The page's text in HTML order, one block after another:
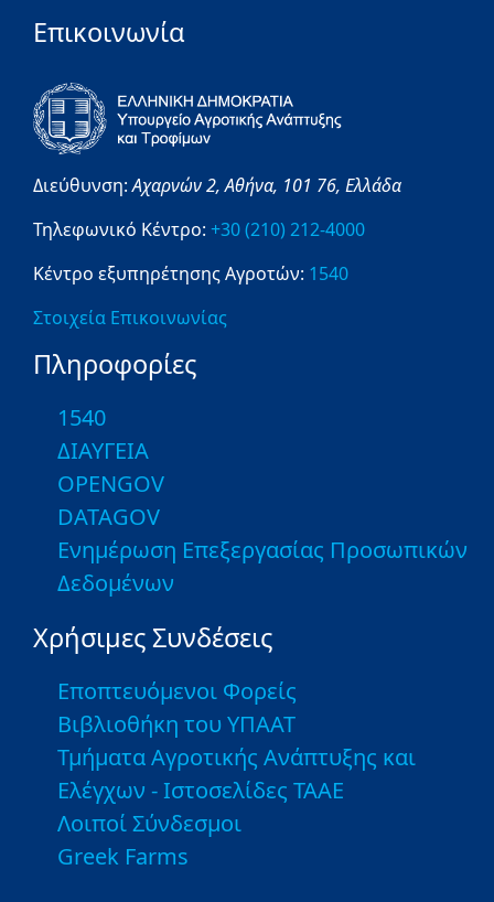
Επικοινωνία
Διεύθυνση:Αχαρνών 2,Αθήνα, 101 76, Ελλάδα
Τηλεφωνικό Κέντρο: +30 (210) 212-4000
Κέντρο εξυπηρέτησης Αγροτών: 1540
Στοιχεία Επικοινωνίας
Πληροφορίες
1540
ΔΙΑΥΓΕΙΑ
OPENGOV
DATAGOV
Ενημέρωση Επεξεργασίας Προσωπικών
Δεδομένων
Χρήσιμες Συνδέσεις
Εποπτευόμενοι Φορείς
Βιβλιοθήκη του ΥΠΑΑΤ
Τμήματα Αγροτικής Ανάπτυξης και
Ελέγχων - Ιστοσελίδες ΤΑΑΕ
Λοιποί Σύνδεσμοι
Greek Farms